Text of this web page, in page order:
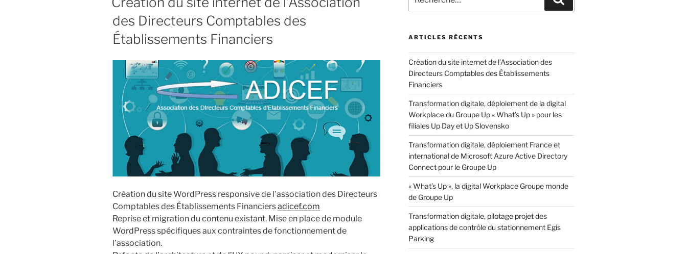
des Directeurs Comptables des
Établissements Financiers
Création du site WordPress responsive de l’association des Directeurs
Comptables des Établissements Financiersadicef.com
Reprise et migration du contenu existant. Mise en place de module
WordPress spécifiques aux contraintes de fonctionnement de
l’association.
ARTICLES RÉCENTS
Création du site internet de l’Association des
Directeurs Comptables des Établissements
Financiers
Transformation digitale, déploiement de la digital
Workplace du Groupe Up « What’s Up » pour les
filiales Up Day et Up Slovensko
Transformation digitale, déploiement France et
international de Microsoft Azure Active Directory
Connect pour le Groupe Up
« What’s Up », la digital Workplace Groupe monde
de Groupe Up
Transformation digitale, pilotage projet des
applications de contrôle du stationnement Egis
Parking